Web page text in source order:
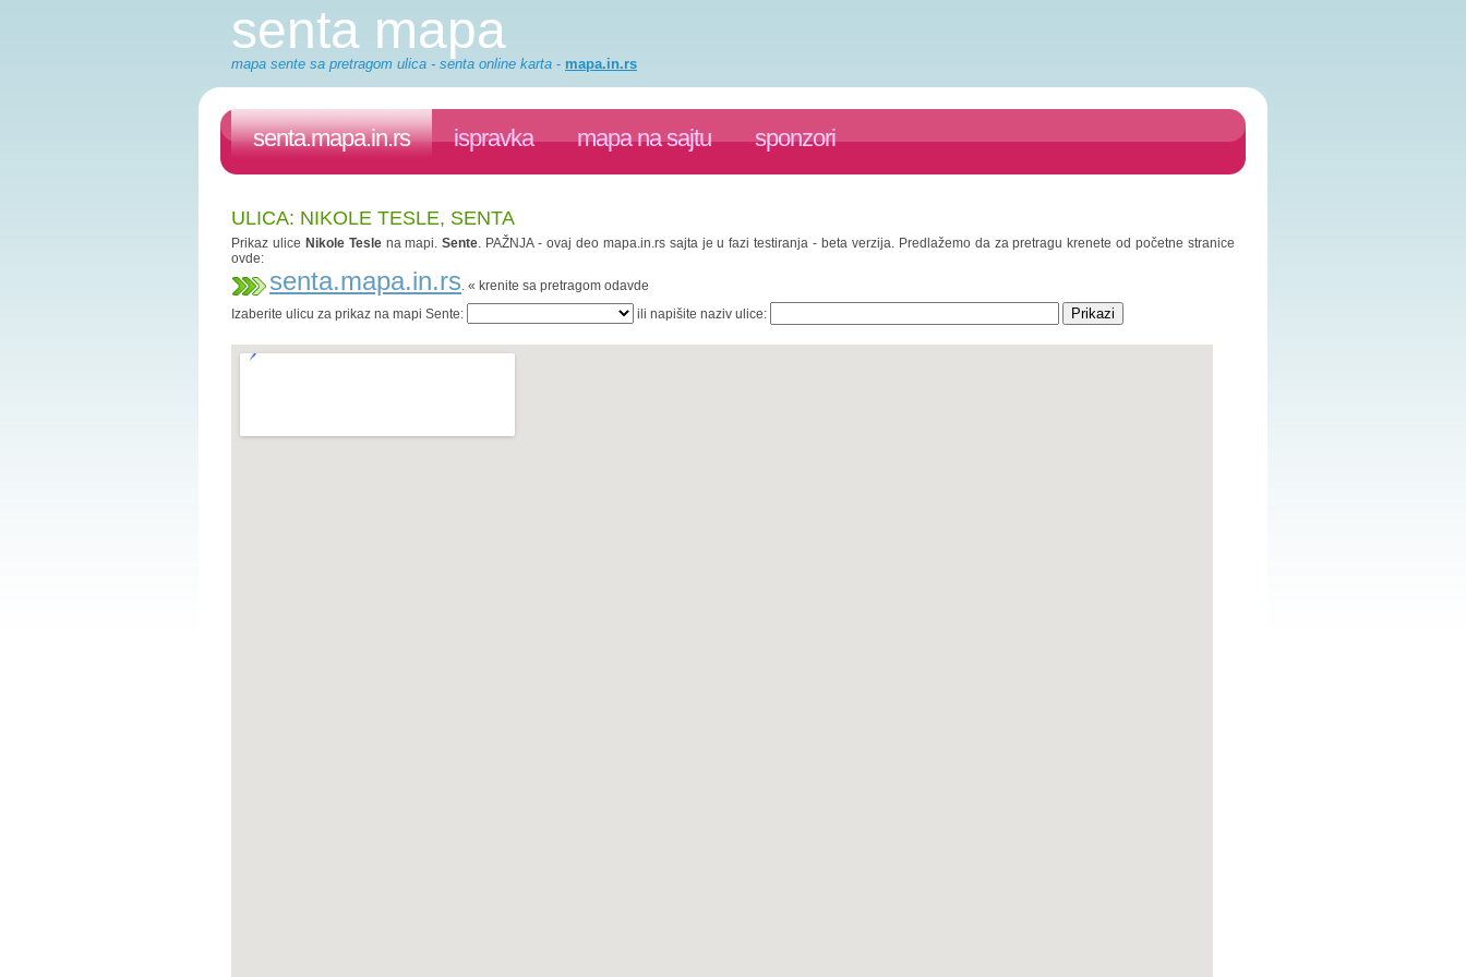
senta mapa
mapa sente sa pretragom ulica - senta online karta - mapa.in.rs
senta.mapa.in.rs ispravka mapa na sajtu sponzori
ULICA: NIKOLE TESLE, SENTA
Prikaz ulice Nikole Teslena mapi.Sente. PAŽNJA - ovaj deo mapa.in.rs sajta je u fazi testiranja - beta verzija. Predlažemo da za pretragu krenete od početne stranice
ovde:
senta.mapa.in.rs. « krenite sa pretragom odavde
Izaberite ulicu za prikaz na mapi Sente:
ili napišite naziv ulice: